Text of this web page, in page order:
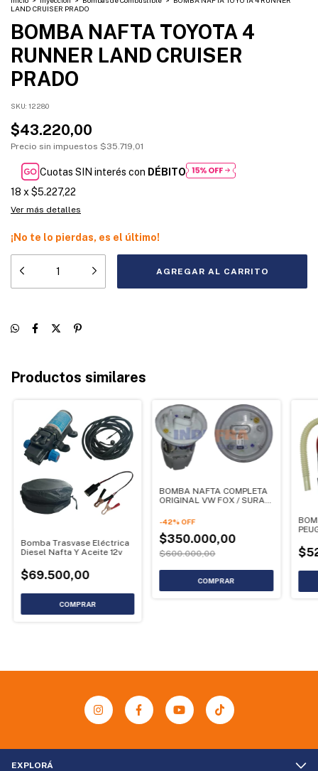
LAND CRUISER PRADO
BOMBA NAFTA TOYOTA 4
RUNNER LAND CRUISER
PRADO
SKU: 12280
$43.220,00
Precio sin impuestos $35.719,01
Cuotas SIN interés con DÉBITO
18 x$5.227,22
Ver más detalles
¡No te lo pierdas, es el último!
Productos similares
Bomba Trasvase Eléctrica
Diesel Nafta Y Aceite 12v
$69.500,00
BOMBA NAFTA COMPLETA
ORIGINAL VW FOX / SURAN
-42%OFF
$350.000,00
$600.000,00
EXPLORÁ